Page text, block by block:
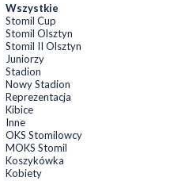
Wszystkie
Stomil Cup
Stomil Olsztyn
Stomil II Olsztyn
Juniorzy
Stadion
Nowy Stadion
Reprezentacja
Kibice
Inne
OKS Stomilowcy
MOKS Stomil
Koszykówka
Kobiety